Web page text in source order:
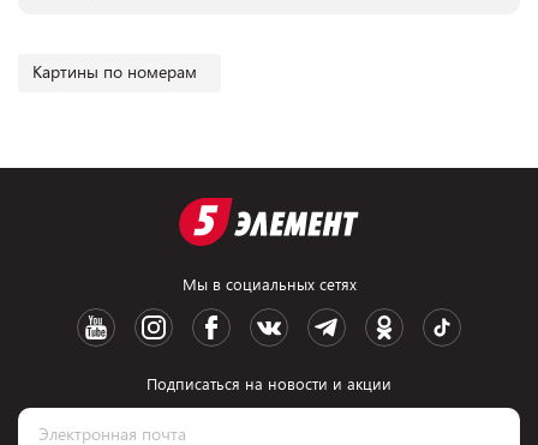
Картины по номерам
Мы в социальных сетях
Подписаться на новости и акции